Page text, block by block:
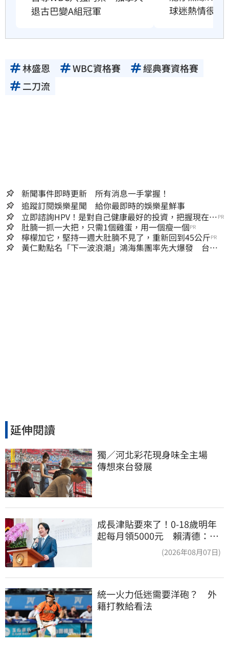
退古巴變A組冠軍
球迷熱情很感
林盛恩 WBC資格賽
經典賽資格賽
二刀流
新聞事件即時更新 所有消息一手掌握！
追蹤訂閱娛樂星聞 給你最即時的娛樂星鮮事
立即諮詢HPV！是對自己健康最好的投資，把握現在不
嫌晚！
PR
肚腩一抓一大把，只需1個雞蛋，用一個瘦一個PR
檸檬加它，堅持一週大肚腩不見了，重新回到45公斤PR
黃仁勳點名「下一波浪潮」鴻海集團率先大爆發 台股
延伸閱讀
獨／河北彩花現身味全主場
傳想來台發展
成長津貼要來了！0-18歲明年
起每月領5000元 賴清德：此
(2026年08月07日)
統一火力低迷需要洋砲？　外
籍打教給看法